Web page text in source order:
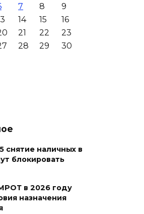
музея
внутри»
Созидать.
вышли 12
7 8
9
14 15
16
21 22
23
28 29
30
снятие наличных в
блокировать
в 2026 году
назначения